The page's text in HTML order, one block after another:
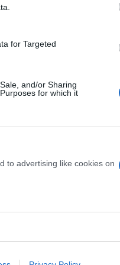
for Targeted
and/or Sharing
for which it
to advertising like cookies on
ότι
ζημιά.
που αποτελεί
πως το συμβάν
λιμανιού της